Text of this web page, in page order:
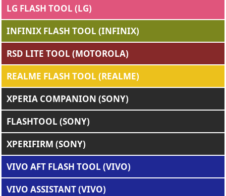
LG FLASH TOOL (LG)
INFINIX FLASH TOOL (INFINIX)
RSD LITE TOOL (MOTOROLA)
REALME FLASH TOOL (REALME)
XPERIA COMPANION (SONY)
FLASHTOOL (SONY)
XPERIFIRM (SONY)
VIVO AFT FLASH TOOL (VIVO)
VIVO ASSISTANT (VIVO)